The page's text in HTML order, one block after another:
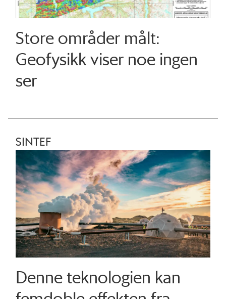
Store områder målt:
Geofysikk viser noe ingen
ser
SINTEF
Denne teknologien kan